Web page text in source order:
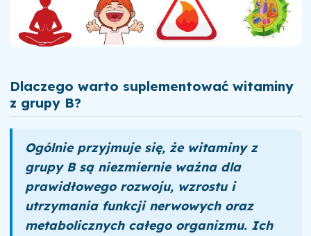
Dlaczego warto suplementować witaminy
z grupy B?
Ogólnie przyjmuje się, że witaminy z
grupy B są niezmiernie ważna dla
prawidłowego rozwoju, wzrostu i
utrzymania funkcji nerwowych oraz
metabolicznych całego organizmu. Ich